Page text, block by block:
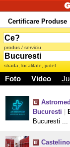
Certificare Produse
produs / serviciu
strada, localitate, judet
Foto Video
Bucuresti
Bucuresti ...